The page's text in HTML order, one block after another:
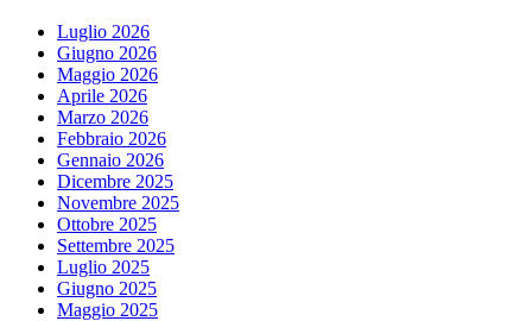
Luglio 2026
Giugno 2026
Maggio 2026
Aprile 2026
Marzo 2026
Febbraio 2026
Gennaio 2026
Dicembre 2025
Novembre 2025
Ottobre 2025
Settembre 2025
Luglio 2025
Giugno 2025
Maggio 2025